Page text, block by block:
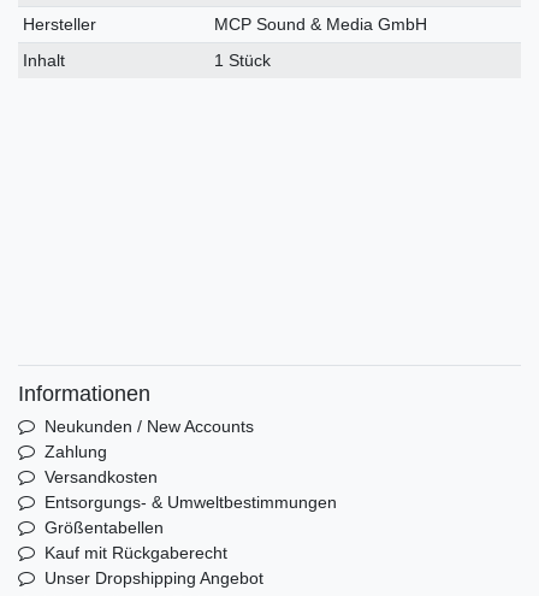
Hersteller
MCP Sound & Media GmbH
Inhalt
1 Stück
Informationen
Neukunden / New Accounts
Zahlung
Versandkosten
Entsorgungs- & Umweltbestimmungen
Größentabellen
Kauf mit Rückgaberecht
Unser Dropshipping Angebot